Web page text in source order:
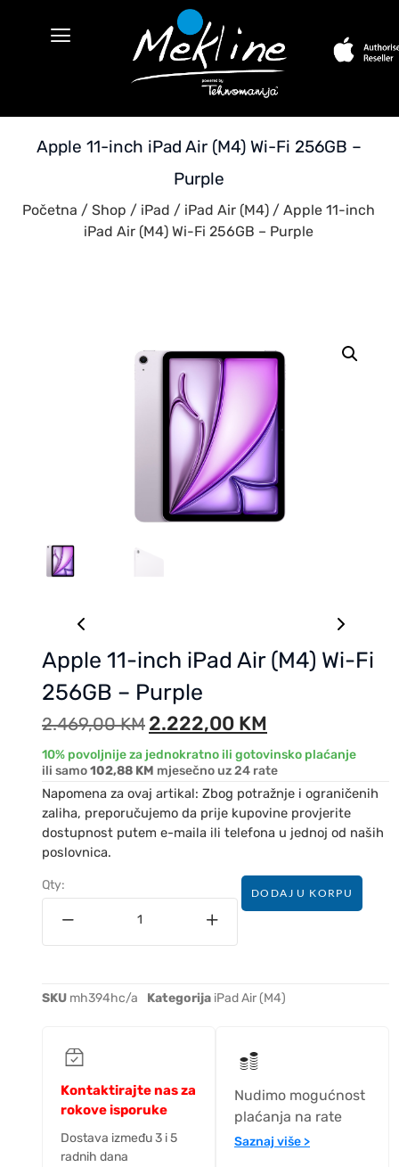
Apple 11-inch iPad Air (M4) Wi-Fi 256GB –
Purple
Početna / Shop / iPad / iPad Air (M4) / Apple 11-inch
iPad Air (M4) Wi-Fi 256GB – Purple
Apple 11-inch iPad Air (M4) Wi-Fi
256GB – Purple
2.469,00KM 2.222,00 KM
10% povoljnije za jednokratno ili gotovinsko plaćanje
ili samo102,88 KM mjesečno uz 24 rate
Napomena za ovaj artikal: Zbog potražnje i ograničenih
zaliha, preporučujemo da prije kupovine provjerite
dostupnost putem e-maila ili telefona u jednoj od naših
poslovnica.
Qty:
DODAJ U KORPU
SKU mh394hc/a Kategorija iPad Air (M4)
Kontaktirajte nas za
rokove isporuke
Dostava između 3 i 5
radnih dana
Nudimo mogućnost
plaćanja na rate
Saznaj više >